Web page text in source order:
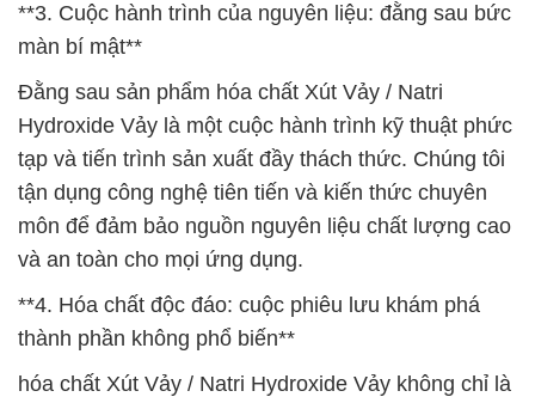
**3. Cuộc hành trình của nguyên liệu: đằng sau bức
màn bí mật**
Đằng sau sản phẩm hóa chất Xút Vảy / Natri
Hydroxide Vảy là một cuộc hành trình kỹ thuật phức
tạp và tiến trình sản xuất đầy thách thức. Chúng tôi
tận dụng công nghệ tiên tiến và kiến thức chuyên
môn để đảm bảo nguồn nguyên liệu chất lượng cao
và an toàn cho mọi ứng dụng.
**4. Hóa chất độc đáo: cuộc phiêu lưu khám phá
thành phần không phổ biến**
hóa chất Xút Vảy / Natri Hydroxide Vảy không chỉ là